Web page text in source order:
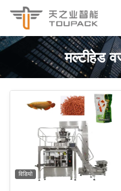
मल्टीहेड
विडियो